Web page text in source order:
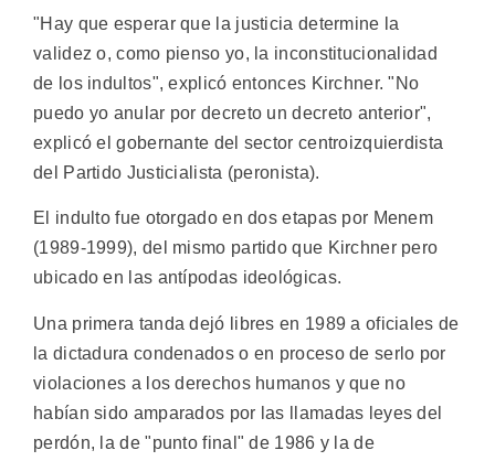
"Hay que esperar que la justicia determine la
validez o, como pienso yo, la inconstitucionalidad
de los indultos", explicó entonces Kirchner. "No
puedo yo anular por decreto un decreto anterior",
explicó el gobernante del sector centroizquierdista
del Partido Justicialista (peronista).
El indulto fue otorgado en dos etapas por Menem
(1989-1999), del mismo partido que Kirchner pero
ubicado en las antípodas ideológicas.
Una primera tanda dejó libres en 1989 a oficiales de
la dictadura condenados o en proceso de serlo por
violaciones a los derechos humanos y que no
habían sido amparados por las llamadas leyes del
perdón, la de "punto final" de 1986 y la de